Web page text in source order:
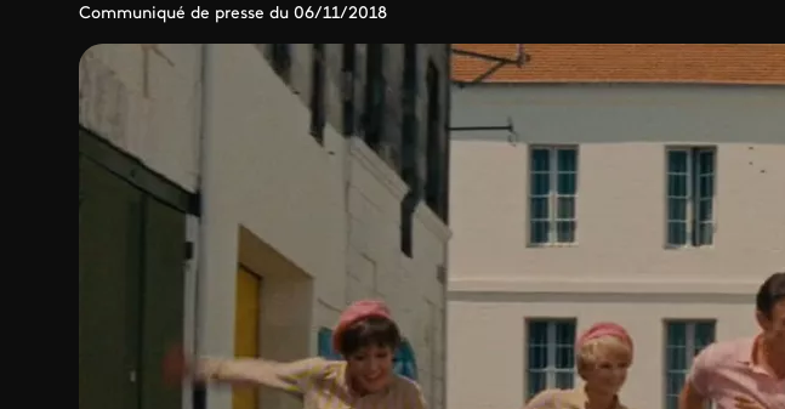
Communiqué de presse du 06/11/2018